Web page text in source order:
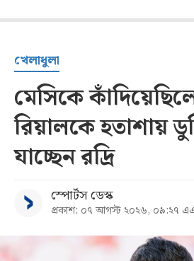
খেলাধুলা
মেসিকে
রিয়ালকে হতাশায়
যাচ্ছেন রদ্রি
স্পোর্টস ডেস্ক
প্রকাশ: ০৭ আগস্ট ২০২৬, ০৯:২৭